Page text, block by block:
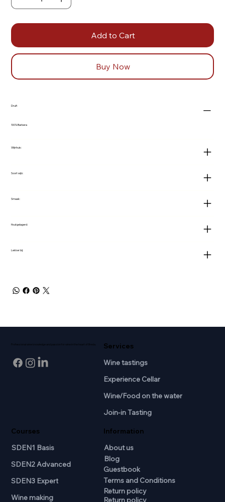
Add to Cart
Buy Now
Druif:
100% Barbera
Wijnhuis:
Soort wijn:
Smaak:
Houtgelagerd:
Lekker bij:
Professional wine knowledge and passion for wine in the heart of Breda.
Courses
SDEN1 Basis
SDEN2 Advanced
SDEN3 Expert
Wine making
Services
Wine tastings
Experience Cellar
Wine/Food on the water
Join-in Tasting
Information
About us
Blog
Guestbook
Terms and Conditions
Return policy